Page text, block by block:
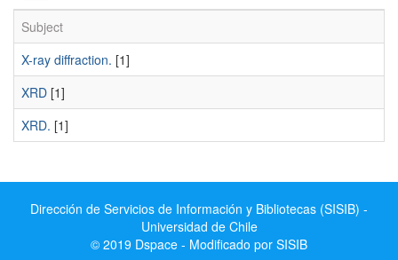
Subject
X-ray diffraction. [1]
XRD [1]
XRD. [1]
Dirección de Servicios de Información y Bibliotecas (SISIB) -
Universidad de Chile
© 2019 Dspace - Modificado por SISIB